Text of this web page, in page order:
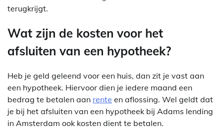
terugkrijgt.
Wat zijn de kosten voor het
afsluiten van een hypotheek?
Heb je geld geleend voor een huis, dan zit je vast aan
een hypotheek. Hiervoor dien je iedere maand een
bedrag te betalen aan rente en aflossing. Wel geldt dat
je bij het afsluiten van een hypotheek bij Adams lending
in Amsterdam ook kosten dient te betalen.